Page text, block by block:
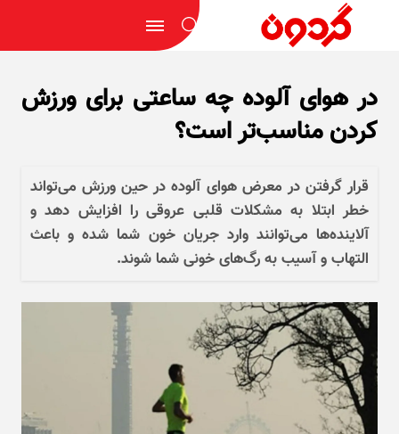
در هوای آلوده چه ساعتی برای ورزش
کردن مناسب‌تر است؟
قرار گرفتن در معرض هوای آلوده در حین ورزش می‌تواند
خطر ابتلا به مشکلات قلبی عروقی را افزایش دهد و
آلاینده‌ها می‌توانند وارد جریان خون شما شده و باعث
التهاب و آسیب به رگ‌های خونی شما شوند.